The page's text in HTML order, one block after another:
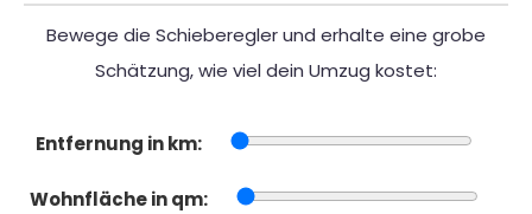
Bewege die Schieberegler und erhalte eine grobe
Schätzung, wie viel dein Umzug kostet:
Entfernung in km:
Wohnfläche in qm: